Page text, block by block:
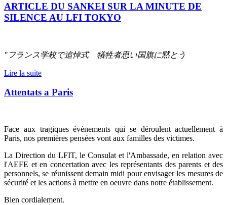
ARTICLE DU SANKEI SUR LA MINUTE DE
SILENCE AU LFI TOKYO
"フランス学校で追悼式 犠牲者思い国旗に黙とう
Lire la suite
Attentats a Paris
Face aux tragiques événements qui se déroulent actuellement à
Paris, nos premières pensées vont aux familles des victimes.
La Direction du LFIT, le Consulat et l'Ambassade, en relation avec
l'AEFE et en concertation avec les représentants des parents et des
personnels, se réunissent demain midi pour envisager les mesures de
sécurité et les actions à mettre en oeuvre dans notre établissement.
Bien cordialement.